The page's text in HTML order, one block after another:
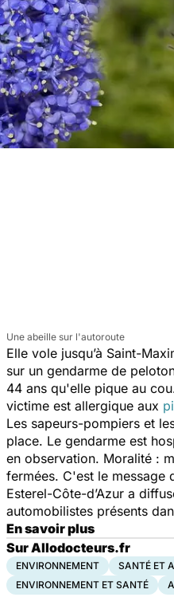
Une abeille sur l'autoroute
Elle vole jusqu’à Saint-
sur un gendarme de
44 ans qu'elle pique au
victime est allergique aux
Les sapeurs-pompiers et
place. Le gendarme est
en observation. Moralité :
fermées. C'est le message
Esterel-Côte-d’Azur a
automobilistes présents
En savoir plus
Sur Allodocteurs.fr
ENVIRONNEMENT SANTÉ ET
ENVIRONNEMENT ET SANTÉ